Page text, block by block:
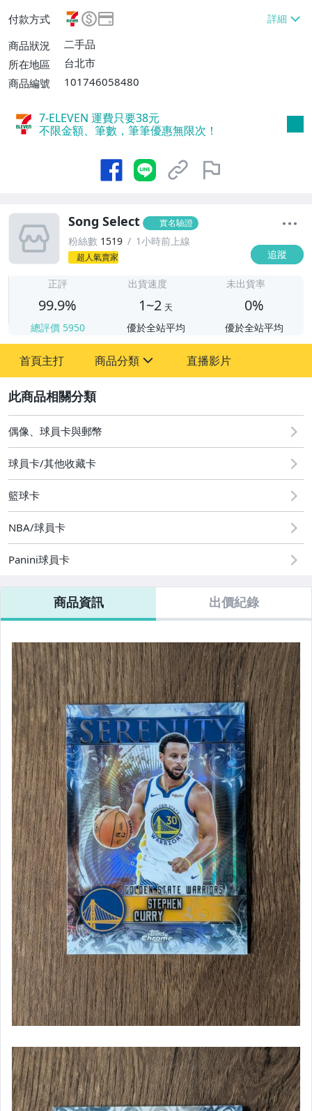
EVEN取貨不付款【單件運費$38】、郵局掛
號【單件運費$60】
付款方式
商品狀況
二手品
所在地區
台北市
商品編號
101746058480
7-ELEVEN 運費只要38元
不限金額、筆數，筆筆優惠無限次！
Song Select 實名驗證
粉絲數 1519 1小時前上線
超人氣賣家 追蹤
正評
99.9%
總評價 5950
出貨速度
1~2 天
優於全站平均
未出貨率
0%
優於全站平均
首頁主打 商品分類
玩具、模型與公仔
偶像、球員卡與郵幣
直播影片
偶像、球員卡與郵幣
球員卡/其他收藏卡
籃球卡
NBA/球員卡
Panini球員卡
商品資訊 出價紀錄